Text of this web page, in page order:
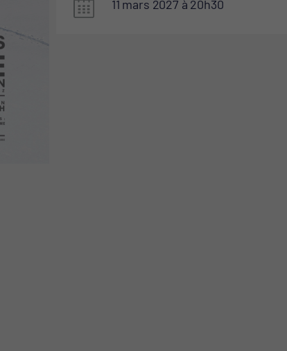
11 mars 2027 20 30